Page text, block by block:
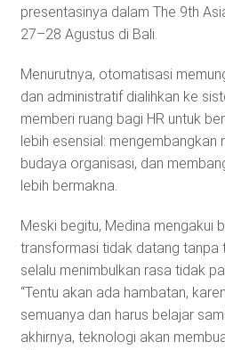
presentasinya dalam The 9th
27–28 Agustus di Bali.
Menurutnya, otomatisasi
dan administratif dialihkan ke
memberi ruang bagi HR untuk
lebih esensial: mengembangkan
budaya organisasi, dan
lebih bermakna.
Meski begitu, Medina mengakui
transformasi tidak datang tanpa
selalu menimbulkan rasa tidak
“Tentu akan ada hambatan,
semuanya dan harus belajar
akhirnya, teknologi akan